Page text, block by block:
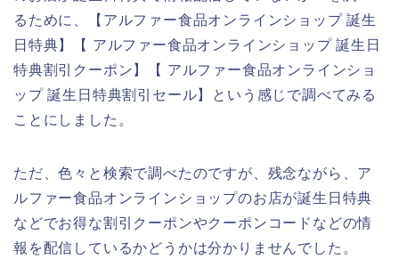
るために、【アルファー食品オンラインショップ 誕生
日特典】【 アルファー食品オンラインショップ 誕生日
特典割引クーポン】【 アルファー食品オンラインショ
ップ 誕生日特典割引セール】という感じで調べてみる
ことにしました。
ただ、色々と検索で調べたのですが、残念ながら、ア
ルファー食品オンラインショップのお店が誕生日特典
などでお得な割引クーポンやクーポンコードなどの情
報を配信しているかどうかは分かりませんでした。